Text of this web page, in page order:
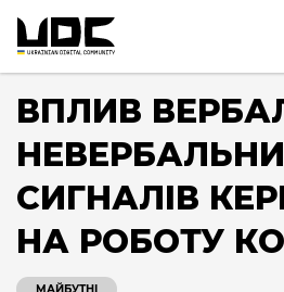
ВПЛИВ
СИГНАЛІВ
НА РОБОТУ